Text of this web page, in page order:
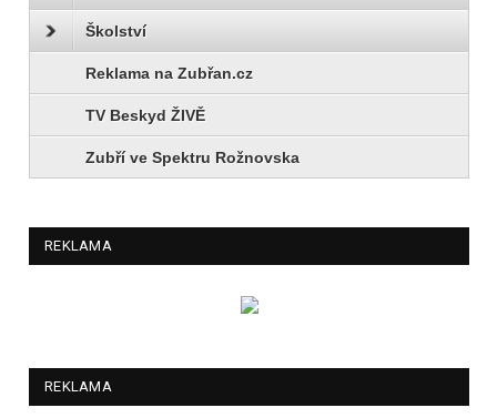
Školství
Reklama na Zubřan.cz
TV Beskyd ŽIVĚ
Zubří ve Spektru Rožnovska
REKLAMA
REKLAMA